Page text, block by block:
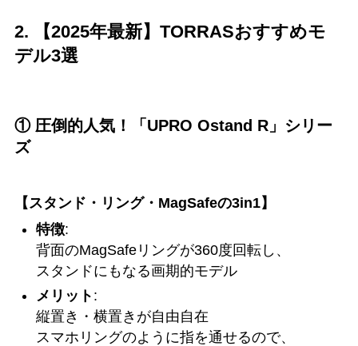
2. 【2025年最新】TORRASおすすめモ
デル3選
① 圧倒的人気！「UPRO Ostand R」シリー
ズ
【スタンド・リング・MagSafeの3in1】
特徴:
背面のMagSafeリングが360度回転し、
スタンドにもなる画期的モデル
メリット :
縦置き・横置きが自由自在
スマホリングのように指を通せるので、